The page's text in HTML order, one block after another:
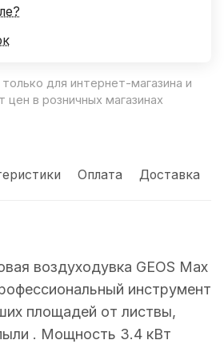
для интернет-магазина и
в розничных магазинах
Оплата Доставка
воздуходувка GEOS Max
инструмент
площадей от листвы,
. Мощность 3.4 кВт